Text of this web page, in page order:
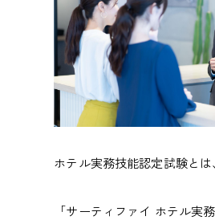
ホテル実務技能認定試験と
「サーティファイ ホテル実